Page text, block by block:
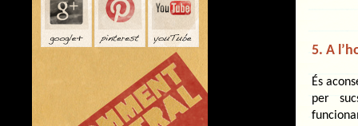
5. A
És
per